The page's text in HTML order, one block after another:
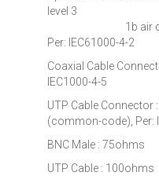
level 3
1b air
Per: IEC61000-4-2
Coaxial Cable
IEC1000-4-5
UTP Cable Connector
(common-code), Per:
BNC Male : 75ohms
UTP Cable : 100ohms